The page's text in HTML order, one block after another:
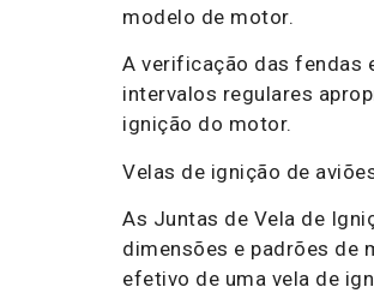
modelo de motor.
A verificação das fendas
intervalos regulares
ignição do motor.
Velas de ignição de
As Juntas de Vela de
dimensões e padrões de
efetivo de uma vela de